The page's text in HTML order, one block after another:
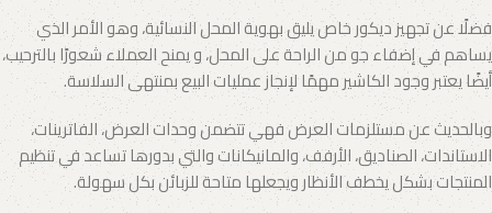
فضلًا عن تجهيز ديكور خاص يليق بهوية المحل النسائية، وهو الأمر الذي
يساهم في إضفاء جو من الراحة على المحل، و يمنح العملاء شعورًا بالترحيب،
أيضًا يعتبر وجود الكاشير مهمًا لإنجاز عمليات البيع بمنتهى السلاسة.
وبالحديث عن مستلزمات العرض فهي تتضمن وحدات العرض، الفاترينات،
الاستاندات، الصناديق، الأرفف، والمانيكانات والتي بدورها تساعد في تنظيم
المنتجات بشكل يخطف الأنظار ويجعلها متاحة للزبائن بكل سهولة.